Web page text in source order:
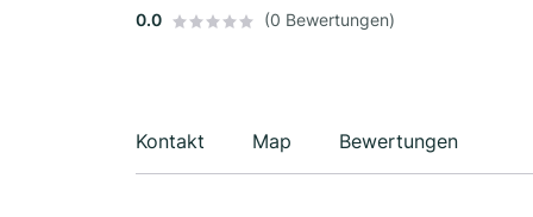
0.0 (0 Bewertungen)
Kontakt Map Bewertungen